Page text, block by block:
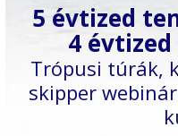
5 évtized
4
Trópusi túrák,
skipper